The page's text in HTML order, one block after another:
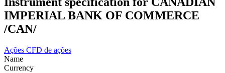
IMPERIAL BANK OF COMMERCE
/CAN/
Ações CFD de ações
Name
Currency